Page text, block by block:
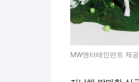
MW엔터테인먼트 제공